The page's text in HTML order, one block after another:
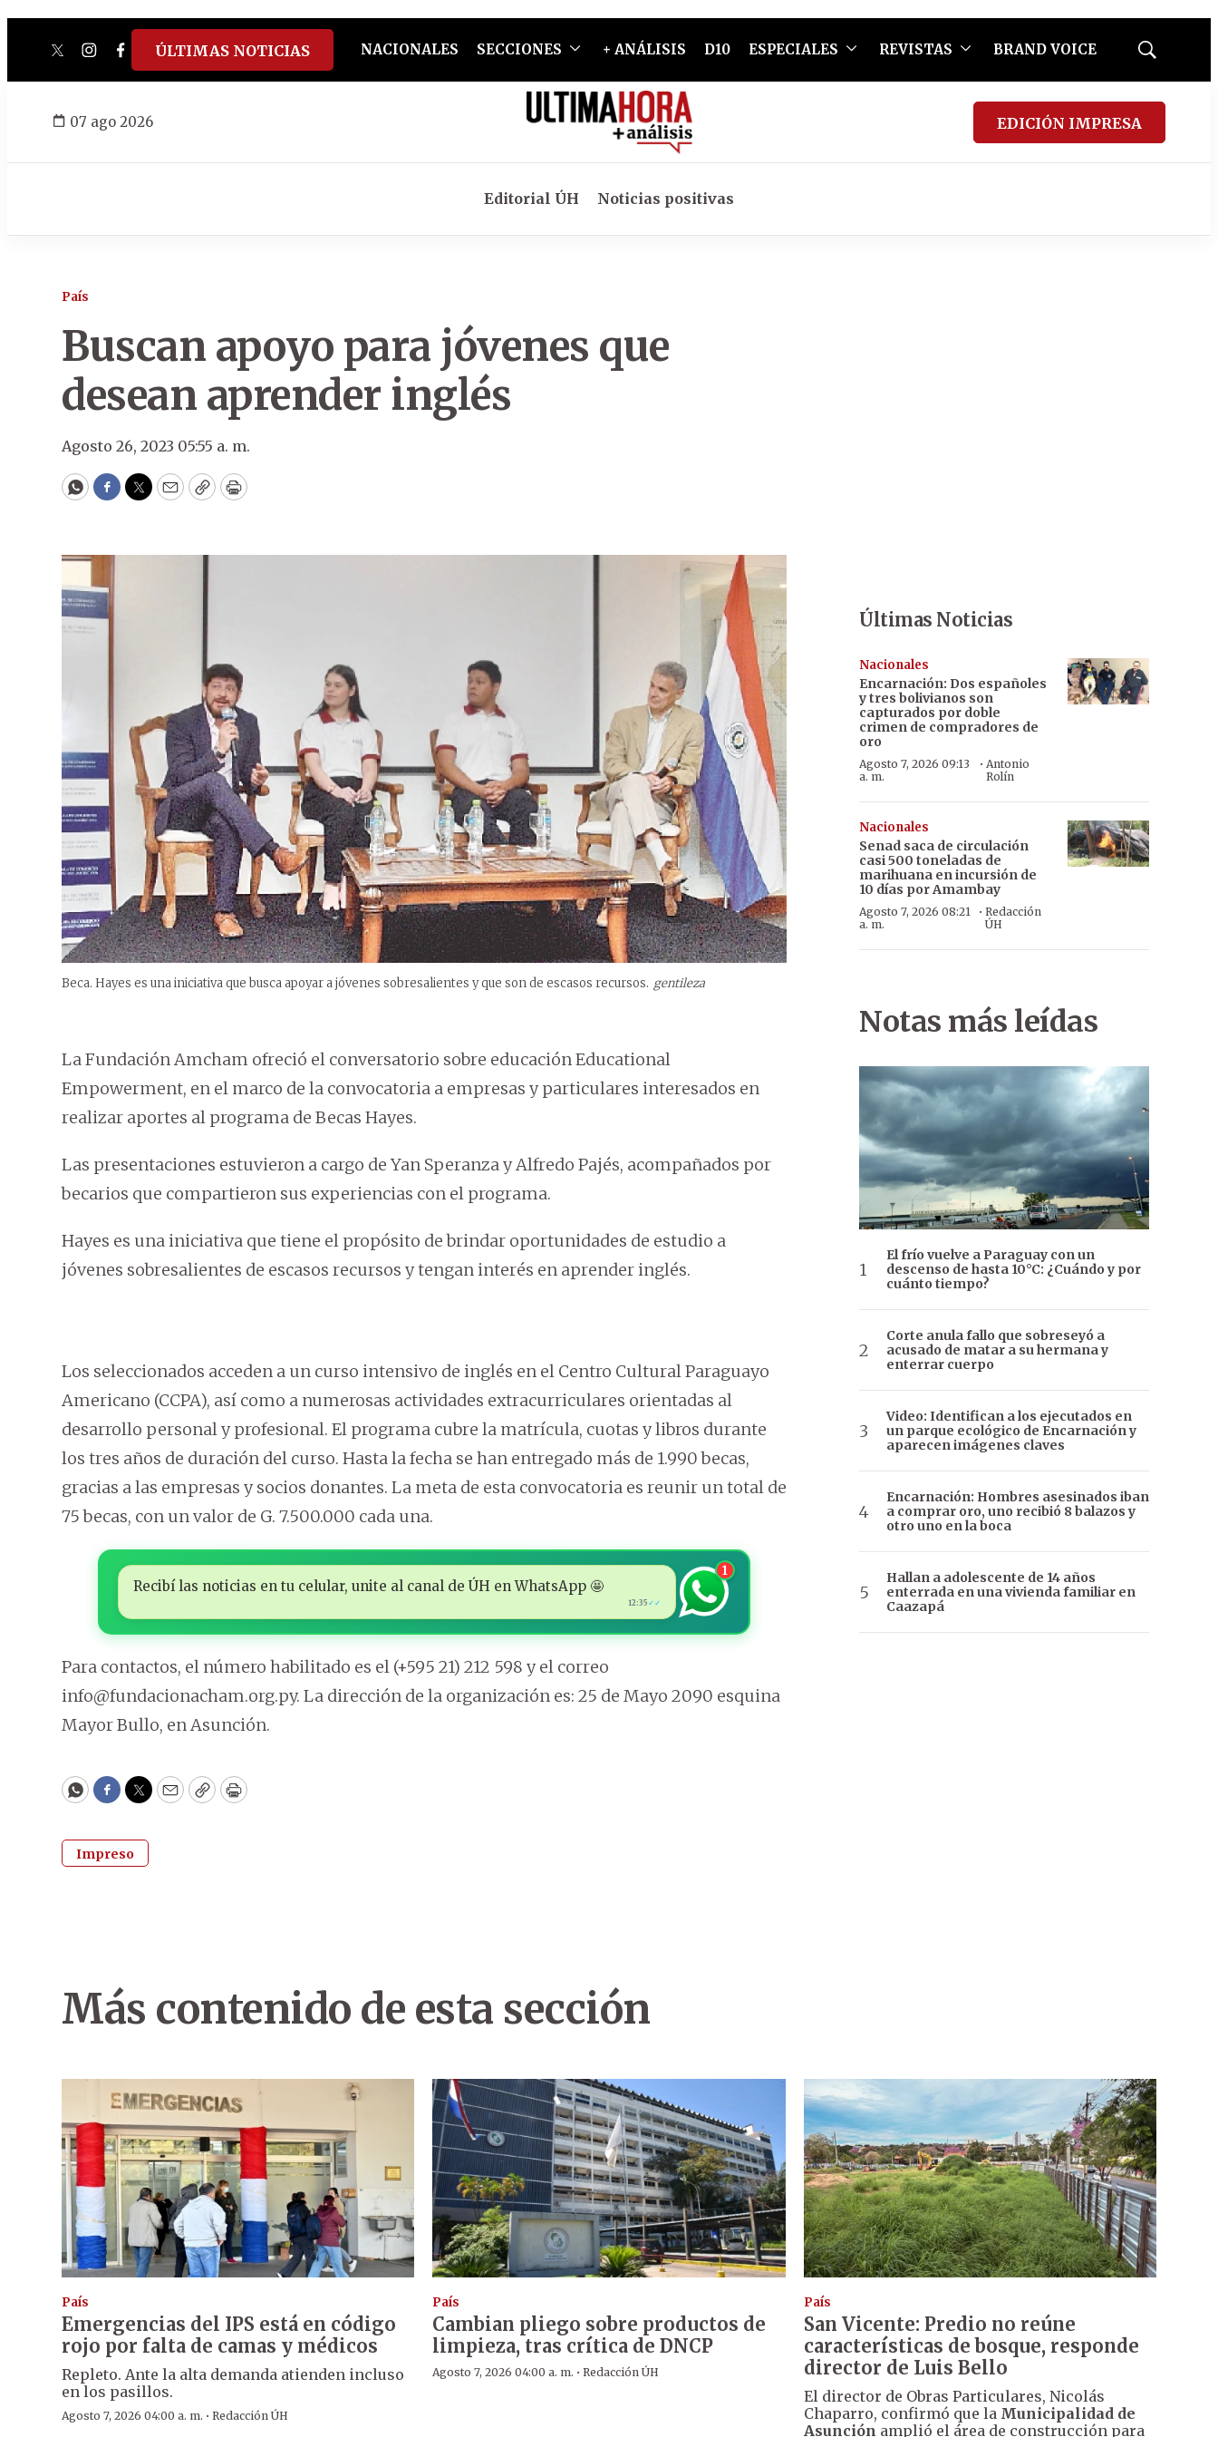
twitterinstagram
facebook
tiktokyoutube
spotify
ÚLTIMAS NOTICIAS NACIONALES SECCIONES + ANÁLISIS D10 ESPECIALES REVISTAS BRAND VOICE
Mostrar
07 ago 2026 EDICIÓN IMPRESA
Editorial ÚH Noticias positivas
País
Buscan apoyo para jóvenes que
desean aprender inglés
Agosto 26, 2023 05:55 a. m.
WhatsApp
Facebook
Twitter
EmailCopyPrint
Beca. Hayes es una iniciativa que busca apoyar a jóvenes sobresalientes y que son de escasos recursos. gentileza
La Fundación Amcham ofreció el conversatorio sobre educación Educational
Empowerment, en el marco de la convocatoria a empresas y particulares interesados en
realizar aportes al programa de Becas Hayes.
Las presentaciones estuvieron a cargo de Yan Speranza y Alfredo Pajés, acompañados por
becarios que compartieron sus experiencias con el programa.
Hayes es una iniciativa que tiene el propósito de brindar oportunidades de estudio a
jóvenes sobresalientes de escasos recursos y tengan interés en aprender inglés.
Los seleccionados acceden a un curso intensivo de inglés en el Centro Cultural Paraguayo
Americano (CCPA), así como a numerosas actividades extracurriculares orientadas al
desarrollo personal y profesional. El programa cubre la matrícula, cuotas y libros durante
los tres años de duración del curso. Hasta la fecha se han entregado más de 1.990 becas,
gracias a las empresas y socios donantes. La meta de esta convocatoria es reunir un total de
75 becas, con un valor de G. 7.500.000 cada una.
Recibí las noticias en tu celular, unite al canal de ÚH en WhatsApp 🤩
12:35 ✓✓
1
Para contactos, el número habilitado es el (+595 21) 212 598 y el correo
info@fundacionacham.org.py. La dirección de la organización es: 25 de Mayo 2090 esquina
Mayor Bullo, en Asunción.
WhatsApp
Facebook
Twitter
EmailCopyPrint
Impreso
Últimas Noticias
Nacionales
Encarnación: Dos españoles
y tres bolivianos son
capturados por doble
crimen de compradores de
oro
Agosto 7, 2026 09:13
a. m.
·Antonio
Rolín
Nacionales
Senad saca de circulación
casi 500 toneladas de
marihuana en incursión de
10 días por Amambay
Agosto 7, 2026 08:21
a. m.
·Redacción
ÚH
Notas más leídas
El frío vuelve a Paraguay con un
descenso de hasta 10°C: ¿Cuándo y por
cuánto tiempo?
Corte anula fallo que sobreseyó a
acusado de matar a su hermana y
enterrar cuerpo
Video: Identifican a los ejecutados en
un parque ecológico de Encarnación y
aparecen imágenes claves
Encarnación: Hombres asesinados iban
a comprar oro, uno recibió 8 balazos y
otro uno en la boca
Hallan a adolescente de 14 años
enterrada en una vivienda familiar en
Caazapá
Más contenido de esta sección
País
Emergencias del IPS está en código
rojo por falta de camas y médicos
Repleto. Ante la alta demanda atienden incluso
en los pasillos.
Agosto 7, 2026 04:00 a. m. · Redacción ÚH
País
Cambian pliego sobre productos de
limpieza, tras crítica de DNCP
Agosto 7, 2026 04:00 a. m. ·Redacción ÚH
País
San Vicente: Predio no reúne
características de bosque, responde
director de Luis Bello
El director de Obras Particulares, Nicolás
Chaparro, confirmó que la Municipalidad de
Asunción amplió el área de construcción para